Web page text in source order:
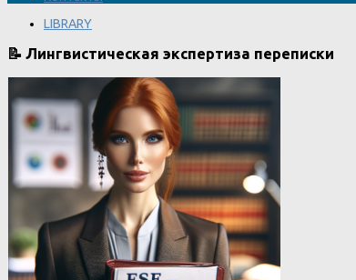
LIBRARY
📝 Лингвистическая экспертиза переписки